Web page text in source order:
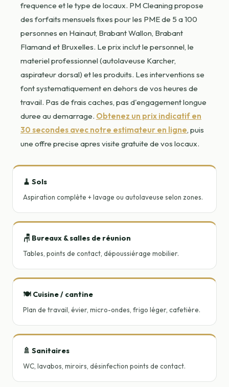
frequence et le type de locaux. PM Cleaning propose
des forfaits mensuels fixes pour les PME de 5 a 100
personnes en Hainaut, Brabant Wallon, Brabant
Flamand et Bruxelles. Le prix inclut le personnel, le
materiel professionnel (autolaveuse Karcher,
aspirateur dorsal) et les produits. Les interventions se
font systematiquement en dehors de vos heures de
travail. Pas de frais caches, pas d'engagement longue
duree au demarrage. Obtenez un prix indicatif en
30 secondes avec notre estimateur en ligne, puis
une offre precise apres visite gratuite de vos locaux.
🧹 Sols
Aspiration complète + lavage ou autolaveuse selon zones.
🪑 Bureaux & salles de réunion
Tables, points de contact, dépoussiérage mobilier.
🍽️ Cuisine / cantine
Plan de travail, évier, micro-ondes, frigo léger, cafetière.
🚿 Sanitaires
WC, lavabos, miroirs, désinfection points de contact.